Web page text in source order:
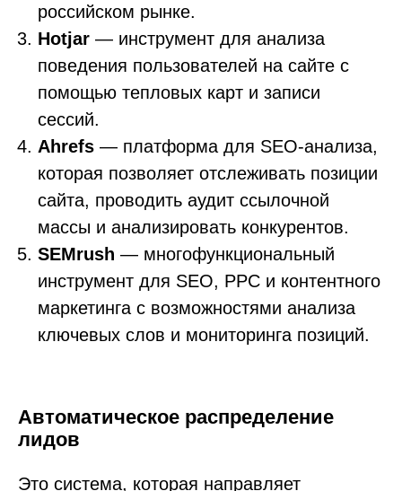
российском рынке.
Hotjar — инструмент для анализа
поведения пользователей на сайте с
помощью тепловых карт и записи
сессий.
Ahrefs — платформа для SEO-анализа,
которая позволяет отслеживать позиции
сайта, проводить аудит ссылочной
массы и анализировать конкурентов.
SEMrush — многофункциональный
инструмент для SEO, PPC и контентного
маркетинга с возможностями анализа
ключевых слов и мониторинга позиций.
Автоматическое распределение
лидов
Это система, которая направляет